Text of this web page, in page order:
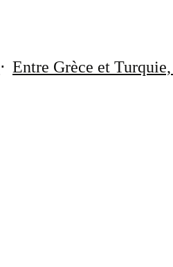
Entre Grèce et